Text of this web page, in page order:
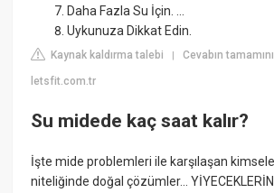
Daha Fazla Su İçin. ...
Uykunuza Dikkat Edin.
Kaynak kaldırma talebi |Cevabın
letsfit.com.tr
Su midede kaç saat kalır?
İşte mide problemleri ile karşılaşan
niteliğinde doğal çözümler...